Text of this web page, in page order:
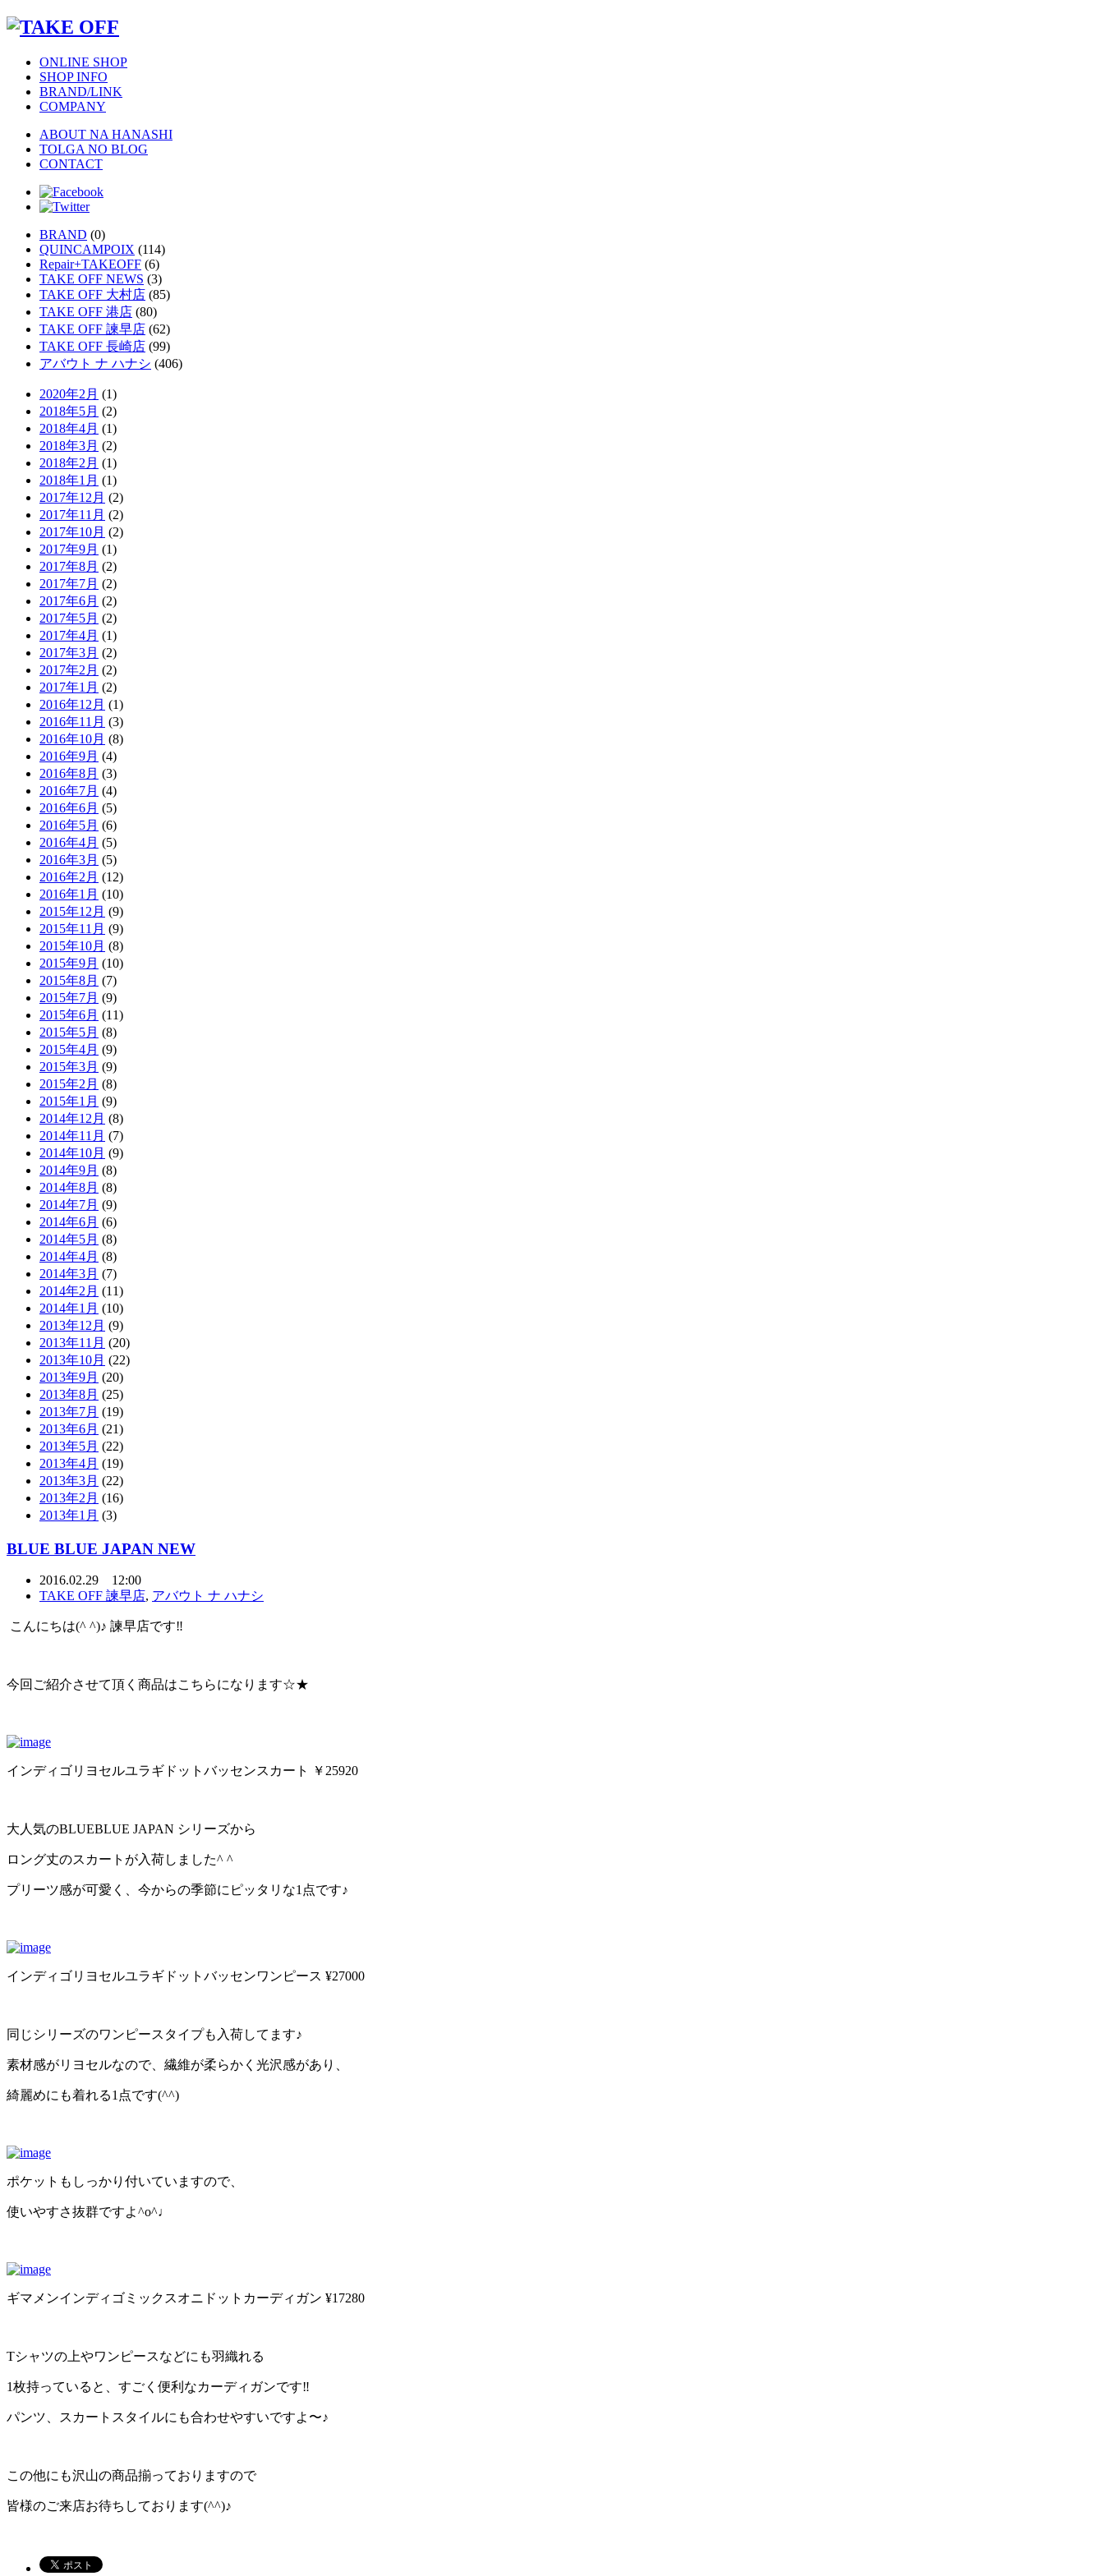
ONLINE SHOP
SHOP INFO
BRAND/LINK
COMPANY
ABOUT NA HANASHI
TOLGA NO BLOG
CONTACT
BRAND (0)
QUINCAMPOIX (114)
Repair+TAKEOFF (6)
TAKE OFF NEWS (3)
TAKE OFF 大村店 (85)
TAKE OFF 港店 (80)
TAKE OFF 諫早店 (62)
TAKE OFF 長崎店 (99)
アバウト ナ ハナシ (406)
2020年2月 (1)
2018年5月 (2)
2018年4月 (1)
2018年3月 (2)
2018年2月 (1)
2018年1月 (1)
2017年12月 (2)
2017年11月 (2)
2017年10月 (2)
2017年9月 (1)
2017年8月 (2)
2017年7月 (2)
2017年6月 (2)
2017年5月 (2)
2017年4月 (1)
2017年3月 (2)
2017年2月 (2)
2017年1月 (2)
2016年12月 (1)
2016年11月 (3)
2016年10月 (8)
2016年9月 (4)
2016年8月 (3)
2016年7月 (4)
2016年6月 (5)
2016年5月 (6)
2016年4月 (5)
2016年3月 (5)
2016年2月 (12)
2016年1月 (10)
2015年12月 (9)
2015年11月 (9)
2015年10月 (8)
2015年9月 (10)
2015年8月 (7)
2015年7月 (9)
2015年6月 (11)
2015年5月 (8)
2015年4月 (9)
2015年3月 (9)
2015年2月 (8)
2015年1月 (9)
2014年12月 (8)
2014年11月 (7)
2014年10月 (9)
2014年9月 (8)
2014年8月 (8)
2014年7月 (9)
2014年6月 (6)
2014年5月 (8)
2014年4月 (8)
2014年3月 (7)
2014年2月 (11)
2014年1月 (10)
2013年12月 (9)
2013年11月 (20)
2013年10月 (22)
2013年9月 (20)
2013年8月 (25)
2013年7月 (19)
2013年6月 (21)
2013年5月 (22)
2013年4月 (19)
2013年3月 (22)
2013年2月 (16)
2013年1月 (3)
BLUE BLUE JAPAN NEW
2016.02.29 12:00
TAKE OFF 諫早店, アバウト ナ ハナシ
こんにちは(^ ^)♪ 諫早店です‼︎
今回ご紹介させて頂く商品はこちらになります☆★
インディゴリヨセルユラギドットバッセンスカート ￥25920
大人気のBLUEBLUE JAPAN シリーズから
ロング丈のスカートが入荷しました^ ^
プリーツ感が可愛く、今からの季節にピッタリな1点です♪
インディゴリヨセルユラギドットバッセンワンピース ¥27000
同じシリーズのワンピースタイプも入荷してます♪
素材感がリヨセルなので、繊維が柔らかく光沢感があり、
綺麗めにも着れる1点です(^^)
ポケットもしっかり付いていますので、
使いやすさ抜群ですよ^o^♩
ギマメンインディゴミックスオニドットカーディガン ¥17280
Tシャツの上やワンピースなどにも羽織れる
1枚持っていると、すごく便利なカーディガンです‼︎
パンツ、スカートスタイルにも合わせやすいですよ〜♪
この他にも沢山の商品揃っておりますので
皆様のご来店お待ちしております(^^)♪